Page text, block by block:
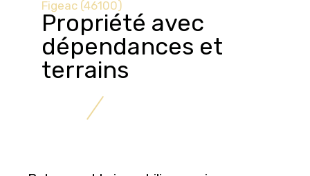
Figeac (46100)
Propriété avec
dépendances et
terrains